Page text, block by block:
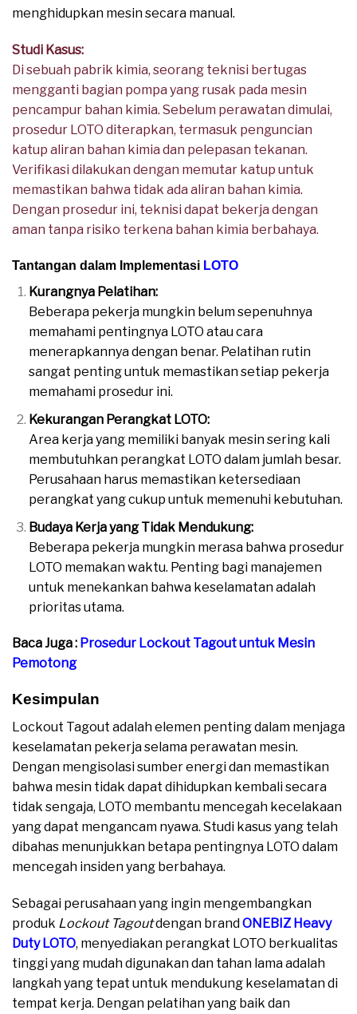
menghidupkan mesin secara manual.
Studi Kasus:
Di sebuah pabrik kimia, seorang teknisi bertugas
mengganti bagian pompa yang rusak pada mesin
pencampur bahan kimia. Sebelum perawatan dimulai,
prosedur LOTO diterapkan, termasuk penguncian
katup aliran bahan kimia dan pelepasan tekanan.
Verifikasi dilakukan dengan memutar katup untuk
memastikan bahwa tidak ada aliran bahan kimia.
Dengan prosedur ini, teknisi dapat bekerja dengan
aman tanpa risiko terkena bahan kimia berbahaya.
Tantangan dalam Implementasi LOTO
Kurangnya Pelatihan:
Beberapa pekerja mungkin belum sepenuhnya
memahami pentingnya LOTO atau cara
menerapkannya dengan benar. Pelatihan rutin
sangat penting untuk memastikan setiap pekerja
memahami prosedur ini.
Kekurangan Perangkat LOTO:
Area kerja yang memiliki banyak mesin sering kali
membutuhkan perangkat LOTO dalam jumlah besar.
Perusahaan harus memastikan ketersediaan
perangkat yang cukup untuk memenuhi kebutuhan.
Budaya Kerja yang Tidak Mendukung:
Beberapa pekerja mungkin merasa bahwa prosedur
LOTO memakan waktu. Penting bagi manajemen
untuk menekankan bahwa keselamatan adalah
prioritas utama.
Baca Juga : Prosedur Lockout Tagout untuk Mesin
Pemotong
Kesimpulan
Lockout Tagout adalah elemen penting dalam menjaga
keselamatan pekerja selama perawatan mesin.
Dengan mengisolasi sumber energi dan memastikan
bahwa mesin tidak dapat dihidupkan kembali secara
tidak sengaja, LOTO membantu mencegah kecelakaan
yang dapat mengancam nyawa. Studi kasus yang telah
dibahas menunjukkan betapa pentingnya LOTO dalam
mencegah insiden yang berbahaya.
Sebagai perusahaan yang ingin mengembangkan
produk Lockout Tagoutdengan brandONEBIZ Heavy
Duty LOTO, menyediakan perangkat LOTO berkualitas
tinggi yang mudah digunakan dan tahan lama adalah
langkah yang tepat untuk mendukung keselamatan di
tempat kerja. Dengan pelatihan yang baik dan